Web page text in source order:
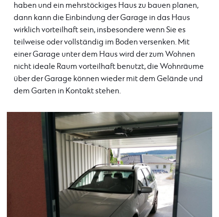
haben und ein mehrstöckiges Haus zu bauen planen,
dann kann die Einbindung der Garage in das Haus
wirklich vorteilhaft sein, insbesondere wenn Sie es
teilweise oder vollständig im Boden versenken. Mit
einer Garage unter dem Haus wird der zum Wohnen
nicht ideale Raum vorteilhaft benutzt, die Wohnräume
über der Garage können wieder mit dem Gelände und
dem Garten in Kontakt stehen.